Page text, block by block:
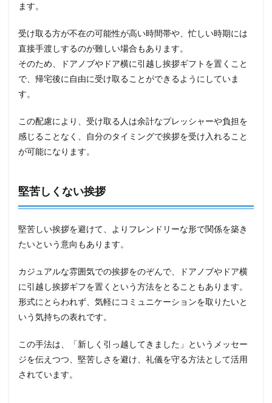
ます。
受け取る方が不在の可能性が高い時間帯や、忙しい時期には
直接手渡しするのが難しい場合もあります。
そのため、ドアノブやドア横に引越し挨拶ギフトを置くこと
で、帰宅後に自由に受け取ることができるようにしていま
す。
この配慮により、受け取る人は余計なプレッシャーや負担を
感じることなく、自分のタイミングで挨拶を受け入れること
が可能になります。
堅苦しくない挨拶
堅苦しい挨拶を避けて、よりフレンドリーな形で関係を築き
たいという意向もあります。
カジュアルな雰囲気での挨拶をのぞんで、ドアノブやドア横
に引越し挨拶ギフを置くという方法をとることもあります。
形式にとらわれず、気軽にコミュニケーションを取りたいと
いう気持ちの表れです。
この手法は、「新しく引っ越してきました」というメッセー
ジを伝えつつ、堅苦しさを避け、礼儀を守る方法として活用
されています。